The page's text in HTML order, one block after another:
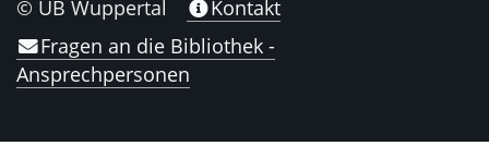
© UB Wuppertal
Kontakt
Fragen an die Bibliothek -
Ansprechpersonen